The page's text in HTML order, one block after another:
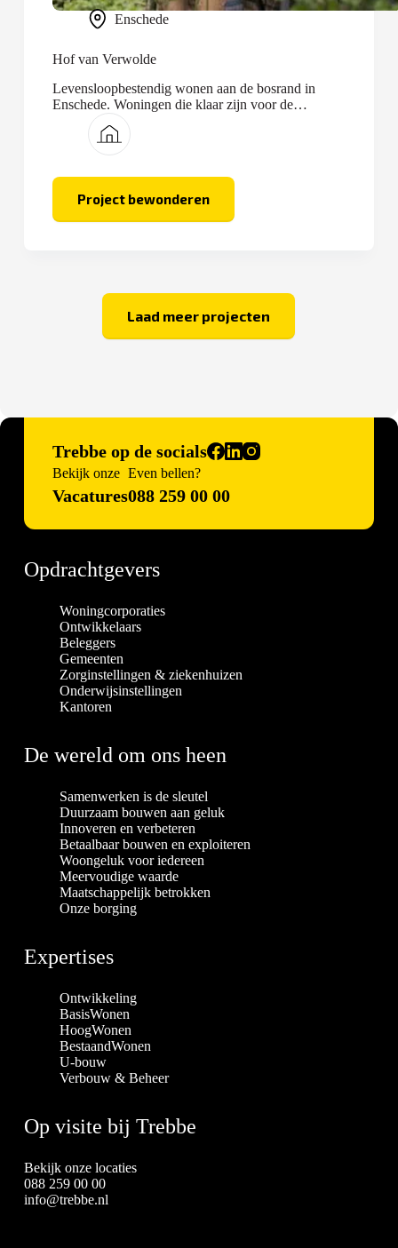
Enschede
Hof van Verwolde
Levensloopbestendig wonen aan de bosrand in
Enschede. Woningen die klaar zijn voor de
toekomst.
Project bewonderen
Hof
van
Laad meer projecten
Trebbe op de socials
Bekijk onze
Vacatures
Even bellen?
088 259 00 00
Opdrachtgevers
Woningcorporaties
Ontwikkelaars
Beleggers
Gemeenten
Zorginstellingen & ziekenhuizen
Onderwijsinstellingen
Kantoren
De wereld om ons heen
Samenwerken is de sleutel
Duurzaam bouwen aan geluk
Innoveren en verbeteren
Betaalbaar bouwen en exploiteren
Woongeluk voor iedereen
Meervoudige waarde
Maatschappelijk betrokken
Onze borging
Expertises
Ontwikkeling
BasisWonen
HoogWonen
BestaandWonen
U-bouw
Verbouw & Beheer
Op visite bij Trebbe
Bekijk onze locaties
088 259 00 00
info@trebbe.nl